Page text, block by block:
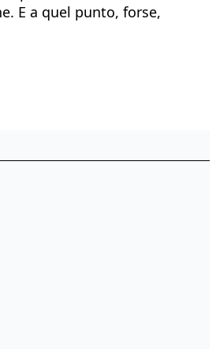
E a quel punto, forse,